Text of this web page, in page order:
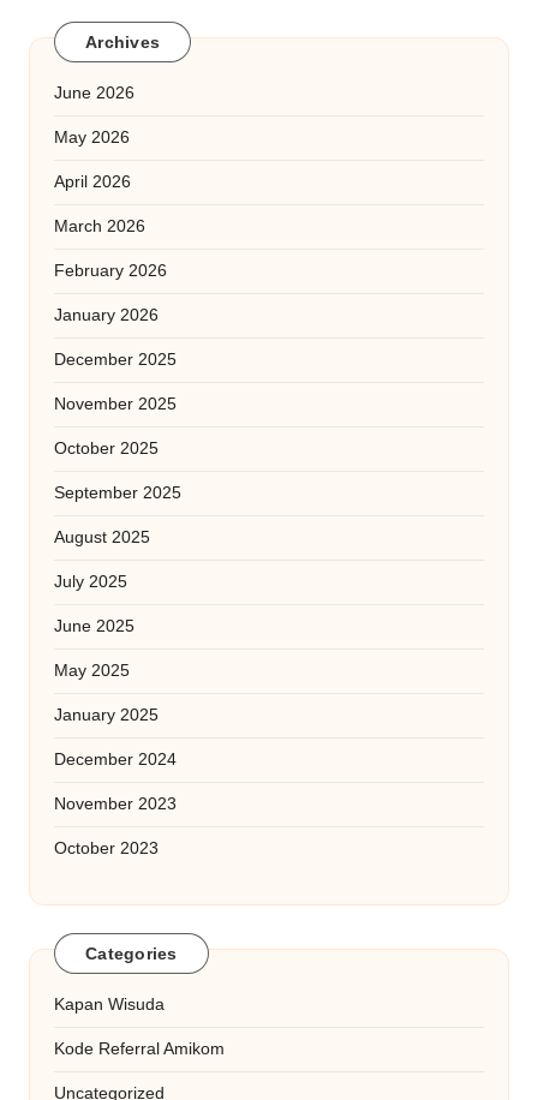
Archives
June 2026
May 2026
April 2026
March 2026
February 2026
January 2026
December 2025
November 2025
October 2025
September 2025
August 2025
July 2025
June 2025
May 2025
January 2025
December 2024
November 2023
October 2023
Categories
Kapan Wisuda
Kode Referral Amikom
Uncategorized